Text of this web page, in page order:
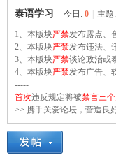
同 » › ›
泰语学习 今日: 0 主题:
1、本版块严禁发布露点、
2、本版块严禁发布违法、
3、本版块严禁谈论政治或
4、本版块严禁发布广告、
-----
首次违反规定将被禁言三个
>> 携手关爱论坛，营造良